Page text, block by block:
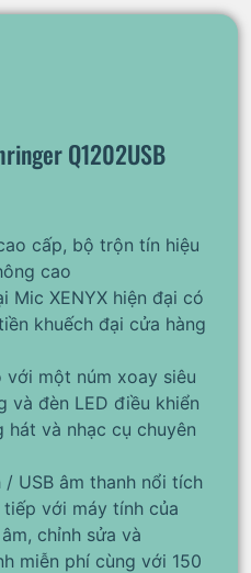
Q1202USB
cấp, bộ trộn tín hiệu
cao
Mic XENYX hiện đại có
khuếch đại cửa hàng
với một núm xoay siêu
và đèn LED điều khiển
hát và nhạc cụ chuyên
USB âm thanh nổi tích
với máy tính của
chỉnh sửa và
miễn phí cùng với 150